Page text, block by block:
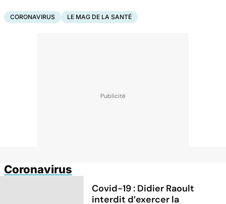
CORONAVIRUS LE MAG DE LA SANTÉ
Coronavirus
Covid-19 : Didier Raoult
interdit d’exercer la